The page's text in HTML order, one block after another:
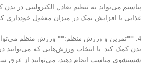
پتاسیم می‌تواند به تنظیم تعادل الکترولیتی در
غذایی با افزایش نمک در میزان معقول خودداری
4. **تمرین و ورزش منظم:** ورزش منظم
بدن کمک کند. با انتخاب ورزش‌هایی که می‌توانید
شستشوی مناسب انجام دهید، می‌توانید از عرق